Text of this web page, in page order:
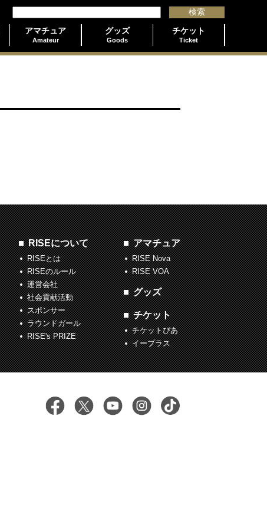
アマチュア
Amateur
グッズ
Goods
チケット
Ticket
RISEについて
RISEとは
RISEのルール
運営会社
社会貢献活動
スポンサー
ラウンドガール
RISE's PRIZE
アマチュア
RISE Nova
RISE VOA
グッズ
チケット
チケットぴあ
イープラス